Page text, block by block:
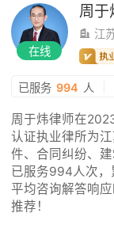
在线
周于
江
已服务 994 人
周于炜律师在
认证执业律所为
件、合同纠纷、
已服务994人次，
平均咨询解答响
推荐！